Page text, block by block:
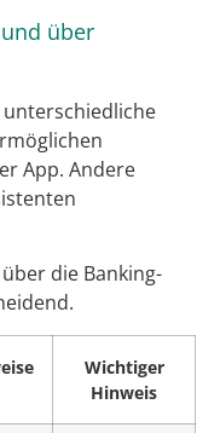
über
App. Andere
die Banking-
Wichtiger
Hinweis